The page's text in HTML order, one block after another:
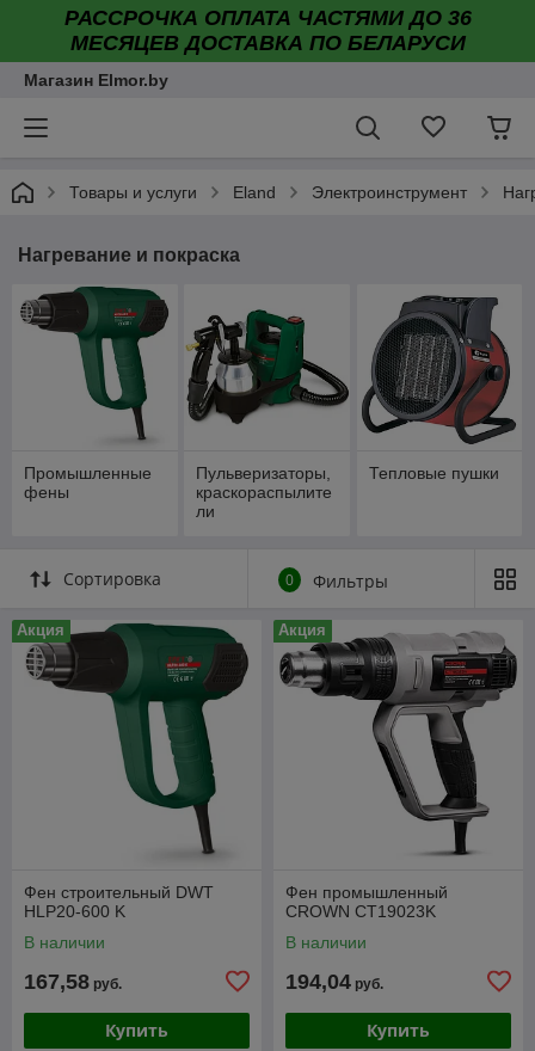
РАССРОЧКА ОПЛАТА ЧАСТЯМИ ДО 36
МЕСЯЦЕВ ДОСТАВКА ПО БЕЛАРУСИ
Магазин Elmor.by
Товары и услуги Eland Электроинструмент
Нагревание и покраска
Промышленные
фены
Пульверизаторы,
краскораспылите
ли
Тепловые пушки
Сортировка 0 Фильтры
Акция
Фен строительный DWT
HLP20-600 K
В наличии
167,58 руб.
Купить
Акция
Фен промышленный
CROWN CT19023K
В наличии
194,04 руб.
Купить